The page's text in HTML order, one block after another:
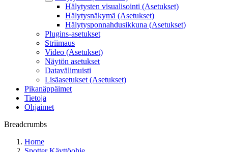
Hälytysten visualisointi (Asetukset)
Hälytysnäkymä (Asetukset)
Hälytysponnahdusikkuna (Asetukset)
Plugins-asetukset
Striimaus
Video (Asetukset)
Näytön asetukset
Datavälimuisti
Lisäasetukset (Asetukset)
Pikanäppäimet
Tietoja
Ohjaimet
Breadcrumbs
Home